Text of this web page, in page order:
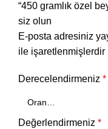
“450 gramlık özel
siz olun
E-posta adresiniz
ile işaretlenmişlerdir
Derecelendirmeniz *
Değerlendirmeniz *